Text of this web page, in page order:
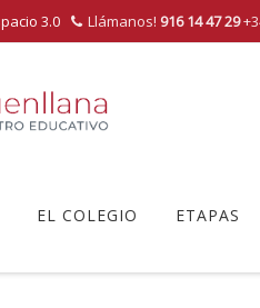
3.0 Llámanos! 916 14 47 29
content
EL COLEGIO ETAPAS